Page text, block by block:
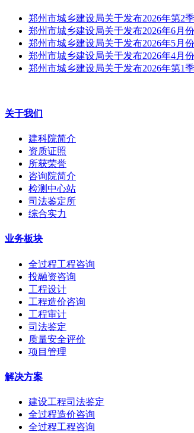
郑州市城乡建设局关于发布2026年第2
郑州市城乡建设局关于发布2026年6月
郑州市城乡建设局关于发布2026年5月
郑州市城乡建设局关于发布2026年4月
郑州市城乡建设局关于发布2026年第1
关于我们
建科院简介
资质证照
所获荣誉
咨询院简介
检测中心站
司法鉴定所
综合实力
业务板块
全过程工程咨询
投融资咨询
工程设计
工程造价咨询
工程审计
司法鉴定
质量安全评价
项目管理
解决方案
建设工程司法鉴定
全过程造价咨询
全过程工程咨询